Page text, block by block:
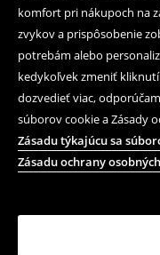
komfort pri nákupoch na
zvykov a prispôsobenie
potrebám alebo
kedykoľvek zmeniť
dozvedieť viac,
súborov cookie a Zásady
Zásadu týkajúcu sa
Zásadu ochrany